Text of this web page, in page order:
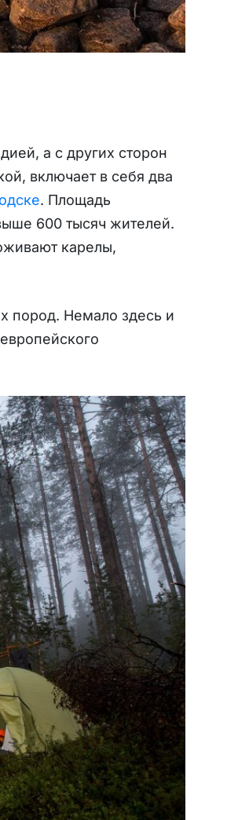
а с других сторон
включает в себя два
. Площадь
600 тысяч жителей.
карелы,
пород. Немало здесь и